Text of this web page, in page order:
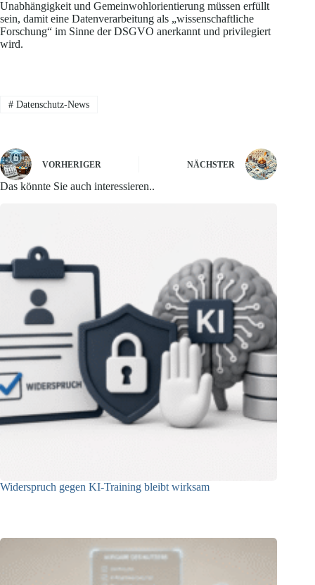
Unabhängigkeit und Gemeinwohlorientierung müssen erfüllt
sein, damit eine Datenverarbeitung als „wissenschaftliche
Forschung“ im Sinne der DSGVO anerkannt und privilegiert
wird.
#Datenschutz-News
VORHERIGER NÄCHSTER
Das könnte Sie auch interessieren..
Widerspruch gegen KI-Training bleibt wirksam